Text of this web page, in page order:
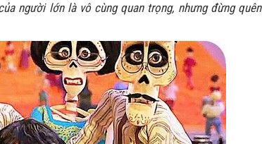
người lớn là vô cùng quan trọng, nhưng đừng quên